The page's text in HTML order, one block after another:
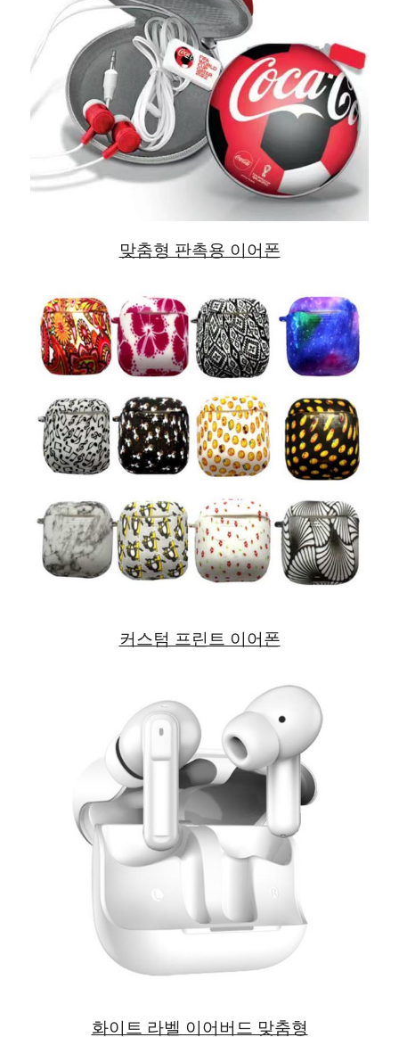
맞춤형 판촉용 이어폰
커스텀 프린트 이어폰
화이트 라벨 이어버드 맞춤형